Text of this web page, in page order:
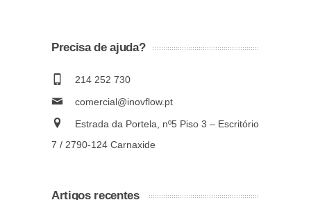
Precisa de ajuda?
214 252 730
comercial@inovflow.pt
Estrada da Portela, nº5 Piso 3 – Escritório
7 / 2790-124 Carnaxide
Artigos recentes